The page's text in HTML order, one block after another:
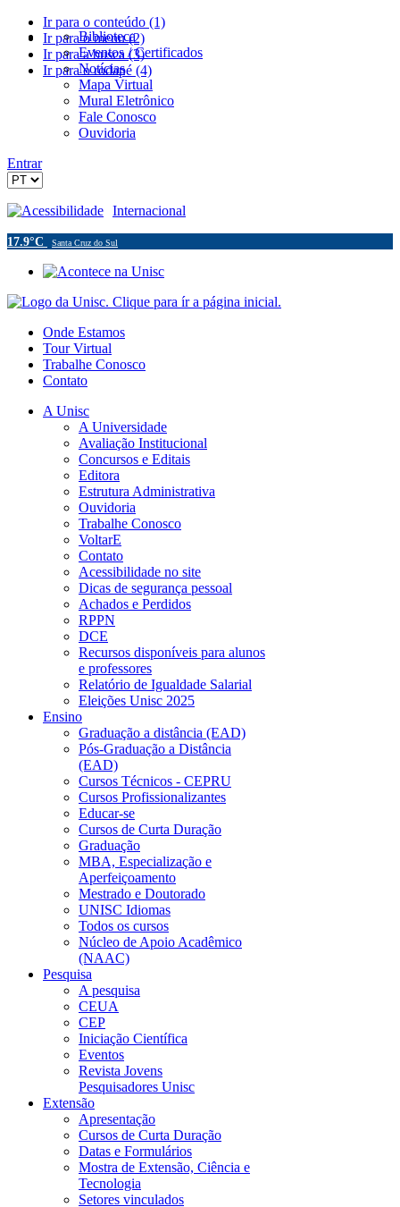
Ir para o conteúdo (1)
Ir para o menu (2)
Ir para a busca (3)
Ir para o rodapé (4)
Biblioteca
Eventos / Certificados
Notícias
Mapa Virtual
Mural Eletrônico
Fale Conosco
Ouvidoria
Entrar
Acessibilidade Internacional
17.9°C Santa Cruz do Sul
Onde Estamos
Tour Virtual
Trabalhe Conosco
Contato
A Unisc
A Universidade
Avaliação Institucional
Concursos e Editais
Editora
Estrutura Administrativa
Ouvidoria
Trabalhe Conosco
VoltarE
Contato
Acessibilidade no site
Dicas de segurança pessoal
Achados e Perdidos
RPPN
DCE
Recursos disponíveis para alunos
e professores
Relatório de Igualdade Salarial
Eleições Unisc 2025
Ensino
Graduação a distância (EAD)
Pós-Graduação a Distância
(EAD)
Cursos Técnicos - CEPRU
Cursos Profissionalizantes
Educar-se
Cursos de Curta Duração
Graduação
MBA, Especialização e
Aperfeiçoamento
Mestrado e Doutorado
UNISC Idiomas
Todos os cursos
Núcleo de Apoio Acadêmico
(NAAC)
Pesquisa
A pesquisa
CEUA
CEP
Iniciação Científica
Eventos
Revista Jovens
Pesquisadores Unisc
Extensão
Apresentação
Cursos de Curta Duração
Datas e Formulários
Mostra de Extensão, Ciência e
Tecnologia
Setores vinculados